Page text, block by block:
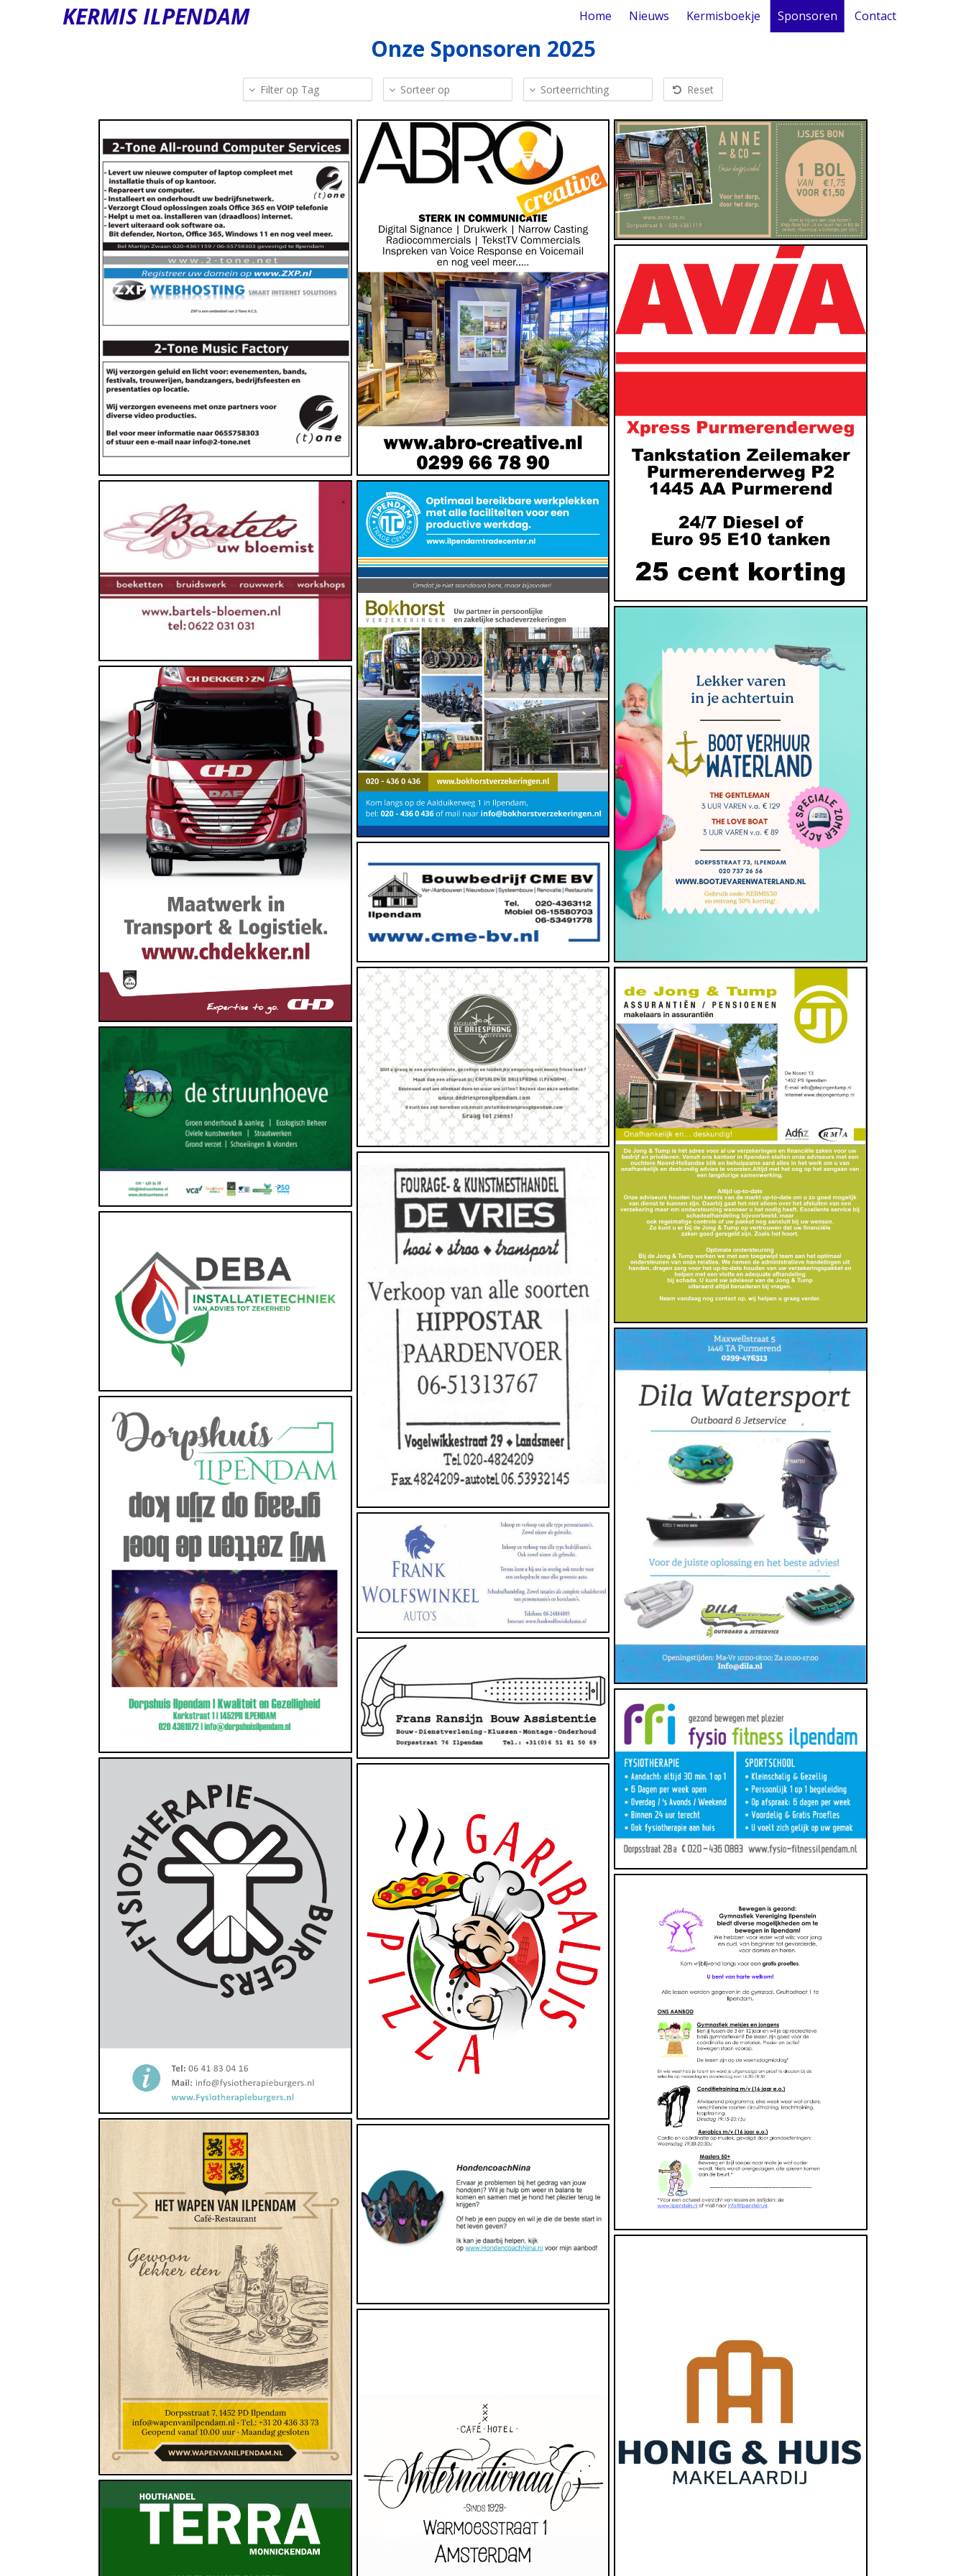
KERMIS ILPENDAM Home Nieuws Kermisboekje Sponsoren Contact
Onze Sponsoren 2025
Filter op Tag Sorteer op Sorteerrichting Reset
Audio, ICT, Media
https://www.2-tone.net
Audio, Audiovisueel, Drukwerk, Media, Reclame
www.abro-creative.nl
Eten en/of Drinken, Postagentschap, Supermarkt
Anne & Co – Onze dorpswinkel
purmerenderweg
Dienstverlening, Groenvoorziening,
Woninginrichting
https://www.bartels-bloemen.nl
Financiën, Trade Center, Verzekeringen
https://www.bokhorstverzekeringen.nl
Outdoor, Vervoer
https://www.bootjehurenwaterland.nl
Dienstverlening, Vervoer
https://www.chdekker.nl
(Ver)bouwen, Bouw, Dienstverlening
www.cme-bv.nl
Dienstverlening, Huid en Haar, Persoonlijke
Verzorging
www.dedriesprongilpendam.com
Dienstverlening, Financiën, Verzekeringen
www.dejongentump.nl
Groenvoorziening, Landbouw, Loonbedrijf
www.destruunhoeve.nl
Dieren
Deze sponsor heeft geen website (opgegeven)
Installatietechniek, Koelen en Verwarmen,
Verduurzamen
https://www.deba-installatietechniek.nl
Dienstverlening, Outdoor, Vervoer
Eten en/of Drinken, Evenementen, Zaalverhuur
https://www.dorpshuis-ilpendam.nl Deze sponsor heeft geen website (opgegeven)
Deze sponsor heeft geen website (opgegeven)
Fysiotherapie, Gezondheid, Sportschool, Zorg
https://www.fysio-fitnessilpendam.nl
Fysiotherapie, Gezondheid, Zorg
https://fysiotherapieburgers.nl
Eten en/of Drinken
https://www.facebook.com/garibaldispizzas/
Sport en Spel, Verenigingen
https://www.ilpenstein.nl
Eten en/of Drinken, Evenementen
https://wapenvanilpendam.nl/
Dienstverlening, Dieren
https://www.hondencoachnina.nl
https://honigenhuis.nl
Eten en/of Drinken, Overnachten
www.hotelinternationaal.com